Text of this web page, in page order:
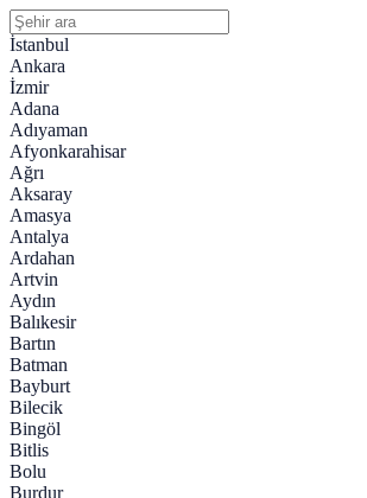
İstanbul
Ankara
İzmir
Adana
Adıyaman
Afyonkarahisar
Ağrı
Aksaray
Amasya
Antalya
Ardahan
Artvin
Aydın
Balıkesir
Bartın
Batman
Bayburt
Bilecik
Bingöl
Bitlis
Bolu
Burdur